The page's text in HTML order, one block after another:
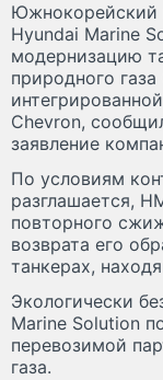
Южнокорейский
Hyundai Marine
модернизацию
природного
Chevron,
заявление
По условиям
разглашается,
повторного
возврата его
танкерах,
Экологически
Marine Solution
перевозимой
газа.